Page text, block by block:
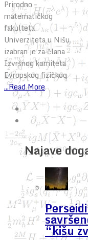
Prirodno –
matematičkog
fakulteta
Univerziteta u Nišu,
izabran je za člana
Izvršnog komiteta
Evropskog fizičkog
...Read More
Najave
“kišu